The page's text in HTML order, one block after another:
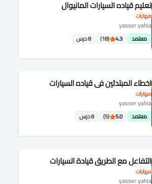
مهارات
تعليم قياده السيارات المانيوال
yasser yahia
معتمد 4.3
(18) 8 درس
مهارات
اخطاء المبتدئين في قياده السيارات
yasser yahia
معتمد 5.0
(5) 8 درس
مهارات
التفاعل مع الطريق قيادة السيارات
yasser yahia